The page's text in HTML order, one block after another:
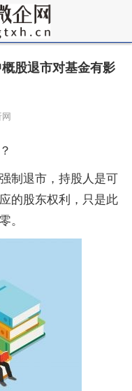
股退市对基金有影
制退市，持股人是可
的股东权利，只是此
。